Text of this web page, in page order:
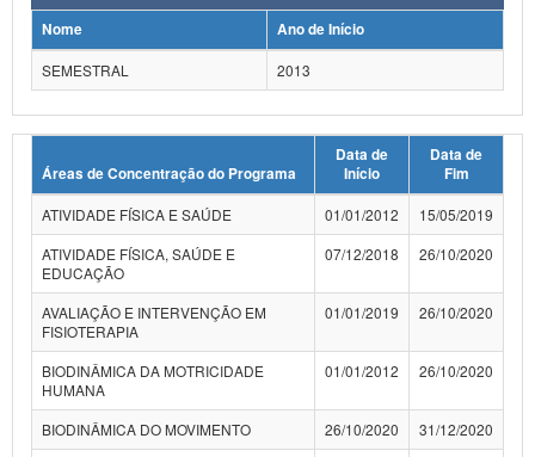
Planalto
Nome
Ano de Início
SEMESTRAL
2013
Áreas de Concentração do Programa
Data de
Início
Data de
Fim
ATIVIDADE FÍSICA E SAÚDE
01/01/2012
15/05/2019
ATIVIDADE FÍSICA, SAÚDE E
EDUCAÇÃO
07/12/2018 26/10/2020
AVALIAÇÃO E INTERVENÇÃO EM
FISIOTERAPIA
01/01/2019 26/10/2020
BIODINÂMICA DA MOTRICIDADE
HUMANA
01/01/2012 26/10/2020
BIODINÂMICA DO MOVIMENTO 26/10/2020
31/12/2020